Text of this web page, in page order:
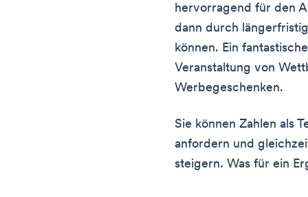
hervorragend für den
dann durch
können. Ein
Veranstaltung von
Werbegeschenken.
Sie können Zahlen als
anfordern und
steigern. Was für ein